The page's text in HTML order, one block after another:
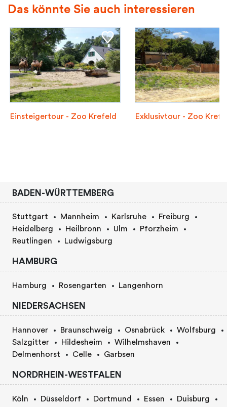
Das könnte Sie auch interessieren
Einsteigertour - Zoo Krefeld Exklusivtour - Zoo
BADEN-WÜRTTEMBERG
Stuttgart Mannheim Karlsruhe
Freiburg
Heidelberg
Heilbronn Ulm
Pforzheim
Reutlingen
Ludwigsburg
HAMBURG
Hamburg Rosengarten Langenhorn
NIEDERSACHSEN
Hannover Braunschweig Osnabrück
Wolfsburg
Salzgitter
Hildesheim
Wilhelmshaven
Delmenhorst
Celle Garbsen
NORDRHEIN-WESTFALEN
Köln Düsseldorf Dortmund Essen
Duisburg